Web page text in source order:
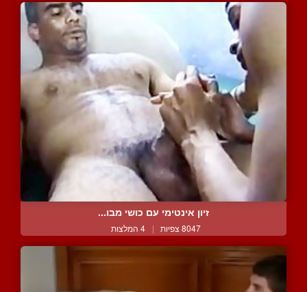
זיון אינטימי עם כושי מבו...
8047 צפיות | 4 המלצות